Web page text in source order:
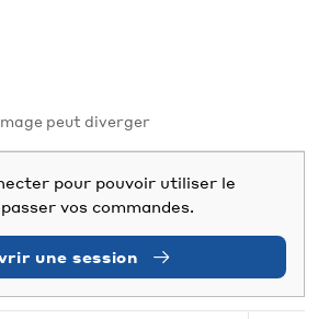
peut diverger
pour pouvoir utiliser le
vos commandes.
une session